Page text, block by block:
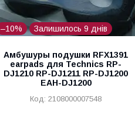
–10% Залишилось 9 днів
Амбушуры подушки RFX1391
earpads для Technics RP-
DJ1210 RP-DJ1211 RP-DJ1200
EAH-DJ1200
2108000007548